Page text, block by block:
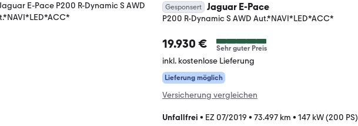
Gesponsert Jaguar E-Pace
P200 R-Dynamic S AWD Aut.*NAVI*LED*ACC*
19.930 € Sehr guter Preis
inkl. kostenlose Lieferung
Lieferung möglich
Versicherung vergleichen
Unfallfrei • EZ 07/2019 • 73.497 km • 147 kW (200 PS)